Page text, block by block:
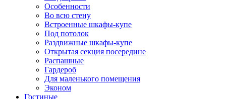
Особенности
Во всю стену
Встроенные шкафы-купе
Под потолок
Раздвижные шкафы-купе
Открытая секция посередине
Распашные
Гардероб
Для маленького помещения
Эконом
Гостиные